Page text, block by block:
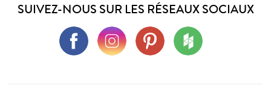
SUIVEZ-NOUS SUR LES RÉSEAUX SOCIAUX